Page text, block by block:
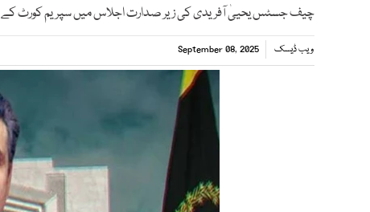
چیف جسٹس یحییٰ آفریدی کی زیر صدارت اجلاس میں سپریم کورٹ کے 4 ججز شریک نہیں ہوئے
ویب ڈیسک September 08, 2025